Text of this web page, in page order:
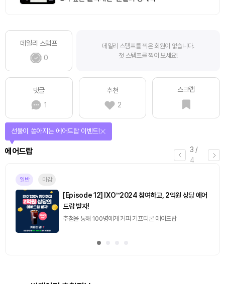
데일리 스탬프
0
데일리 스탬프를 찍은 회원이 없습니다.
첫 스탬프를 찍어 보세요!
댓글
1
추천
2
스크랩
3 /
4
에어드랍
선물이 쏟아지는 에어드랍 이벤트!
일반 마감
[Episode 12] IXO™2024 참여하고, 2억원 상당 에어
드랍 받자!
추첨을 통해 100명에게 커피 기프티콘 에어드랍